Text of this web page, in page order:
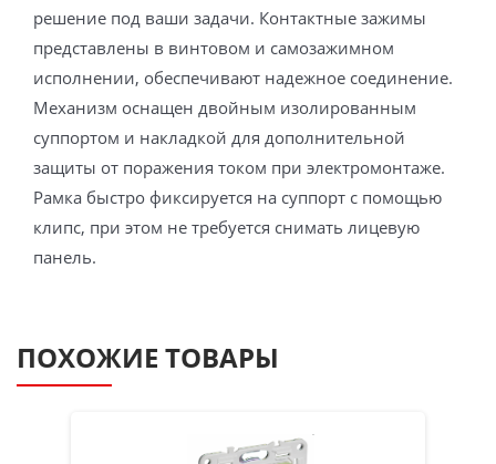
решение под ваши задачи. Контактные зажимы
представлены в винтовом и самозажимном
исполнении, обеспечивают надежное соединение.
Механизм оснащен двойным изолированным
суппортом и накладкой для дополнительной
защиты от поражения током при электромонтаже.
Рамка быстро фиксируется на суппорт с помощью
клипс, при этом не требуется снимать лицевую
панель.
ПОХОЖИЕ ТОВАРЫ